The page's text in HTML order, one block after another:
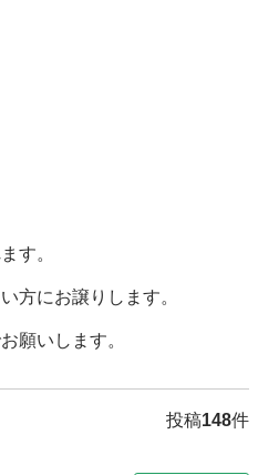
す。
方にお譲りします。
願いします。
投稿148件